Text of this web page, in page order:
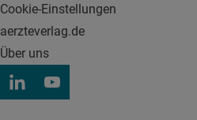
Cookie-Einstellungen
aerzteverlag.de
Über uns